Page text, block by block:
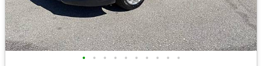
• • • • • • • • • •